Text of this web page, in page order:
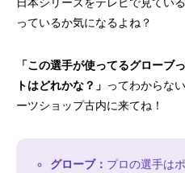
日本シリーズをテレビで見てい
っているか気になるよね？
「この選手が使ってるグローブ
トはどれかな？」 ってわからな
ーツショップ古内に来てね！
グローブ： プロの選手は